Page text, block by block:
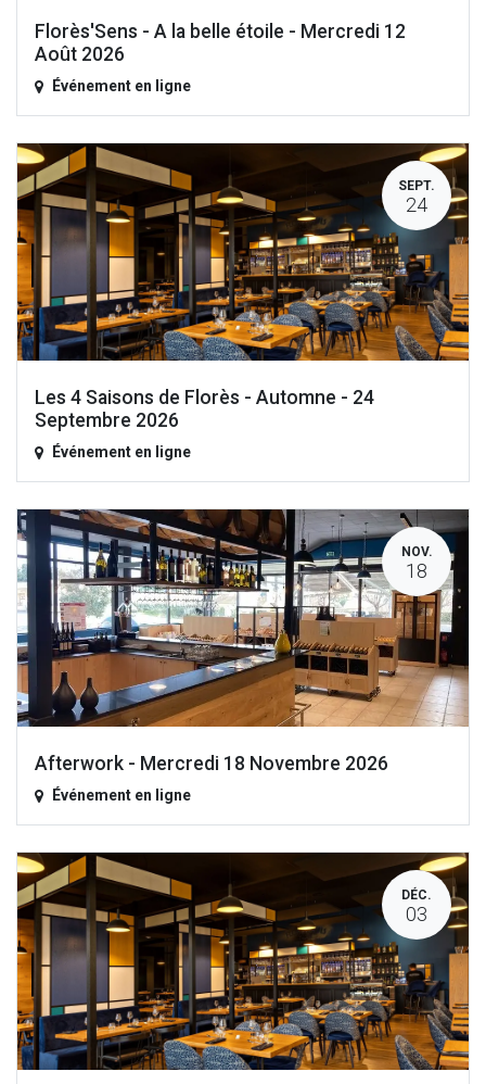
Florès'Sens - A la belle étoile - Mercredi 12
Août 2026
Événement en ligne
SEPT.
24
Les 4 Saisons de Florès - Automne - 24
Septembre 2026
Événement en ligne
NOV.
18
Afterwork - Mercredi 18 Novembre 2026
Événement en ligne
DÉC.
03